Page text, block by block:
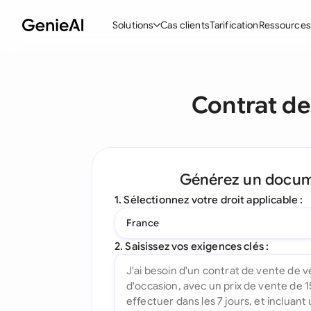
Solutions
Créer des contrats
Interrogez votre document
Toutes les fonctionnalités
Cas clientsTarificationRessources
Contrat
Générez un
1. Sélectionnez votre droit applicable :
France
2. Saisissez vos exigences clés :